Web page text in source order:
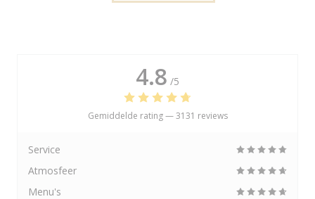
4.8 /5
Gemiddelde rating —3131 reviews
Service
Atmosfeer
Menu's